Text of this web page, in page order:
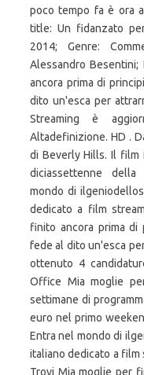
poco tempo fa è ora
title: Un fidanzato
2014; Genre:
Alessandro
ancora prima di
dito un'esca per
Streaming è
Altadefinizione. HD .
di Beverly Hills. Il film
diciassettenne
mondo di
dedicato a film
finito ancora prima di
fede al dito un'esca
ottenuto 4
Office Mia moglie
settimane di
euro nel primo
Entra nel mondo di
italiano dedicato a film
Trovi Mia moglie per